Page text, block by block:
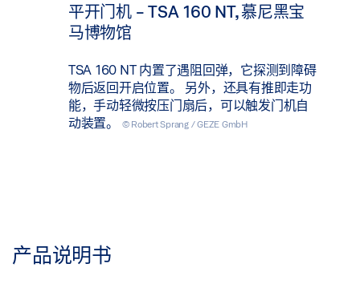
平开门机 - TSA 160 NT, 慕尼黑宝
马博物馆
TSA 160 NT 内置了遇阻回弹，它探测到障碍
物后返回开启位置。 另外，还具有推即走功
能，手动轻微按压门扇后，可以触发门机自
动装置。
© Robert Sprang / GEZE GmbH
产品说明书